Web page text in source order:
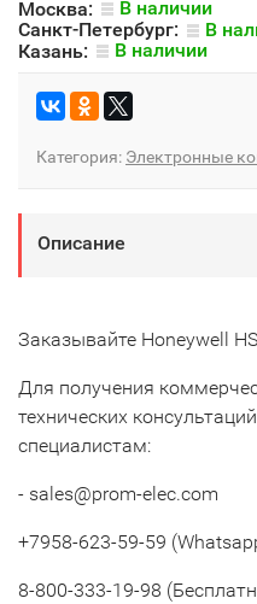
Москва:
В наличии
Санкт-Петербург:
В
Казань:
В наличии
Категория: Электронные
Описание
Заказывайте Honeywell
Для получения
технических
специалистам:
- sales@prom-elec.com
+7958-623-59-59
8-800-333-19-98